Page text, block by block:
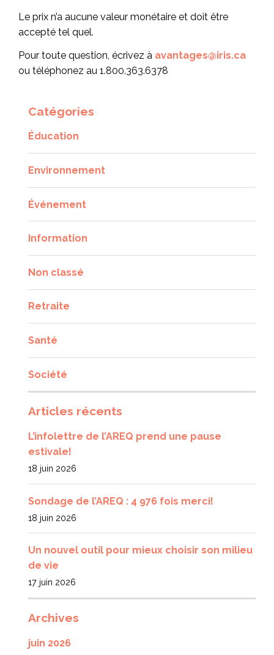
Le prix n’a aucune valeur monétaire et doit être
accepté tel quel.
Pour toute question, écrivez à avantages@iris.ca
ou téléphonez au 1.800.363.6378
Catégories
Éducation
Environnement
Événement
Information
Non classé
Retraite
Santé
Société
Articles récents
L’infolettre de l’AREQ prend une pause
estivale!
18 juin 2026
Sondage de l’AREQ : 4 976 fois merci!
18 juin 2026
Un nouvel outil pour mieux choisir son milieu
de vie
17 juin 2026
Archives
juin 2026